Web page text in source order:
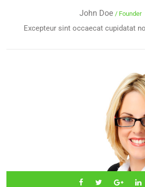
John Doe / Founder
Excepteur sint occaecat cupidatat